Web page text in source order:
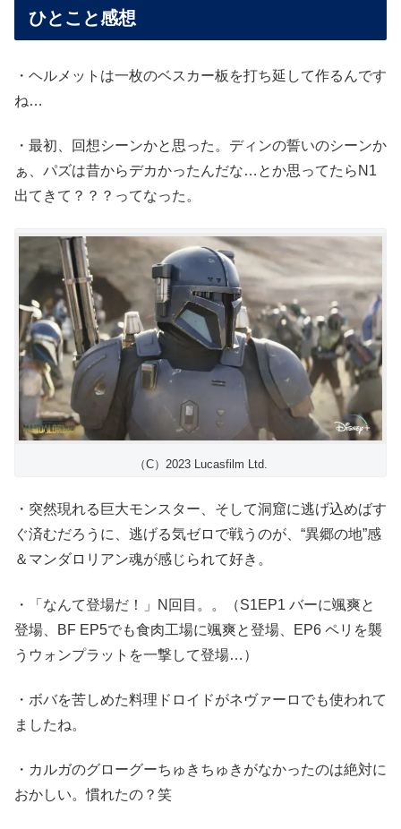
ひとこと感想
・ヘルメットは一枚のベスカー板を打ち延して作るんです
ね…
・最初、回想シーンかと思った。ディンの誓いのシーンか
ぁ、パズは昔からデカかったんだな…とか思ってたらN1
出てきて？？？ってなった。
（C）2023 Lucasfilm Ltd.
・突然現れる巨大モンスター、そして洞窟に逃げ込めばす
ぐ済むだろうに、逃げる気ゼロで戦うのが、“異郷の地”感
＆マンダロリアン魂が感じられて好き。
・「なんて登場だ！」N回目。。（S1EP1 バーに颯爽と
登場、BF EP5でも食肉工場に颯爽と登場、EP6 ペリを襲
うウォンプラットを一撃して登場…）
・ボバを苦しめた料理ドロイドがネヴァーロでも使われて
ましたね。
・カルガのグローグーちゅきちゅきがなかったのは絶対に
おかしい。慣れたの？笑